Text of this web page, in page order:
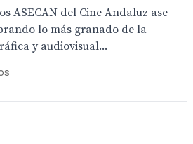
ASECAN del Cine Andaluz ase
lo más granado de la
y audiovisual...